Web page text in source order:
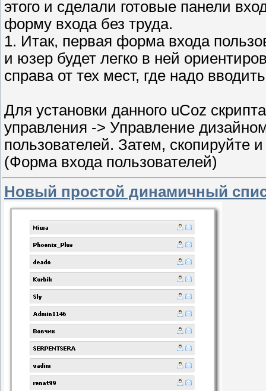
этого и сделали готовые панели
форму входа без труда.
1. Итак, первая форма входа
и юзер будет легко в ней
справа от тех мест, где надо
Для установки данного uCoz
управления -> Управление
пользователей. Затем, скопируйте
(Форма входа пользователей)
Новый простой динамичный